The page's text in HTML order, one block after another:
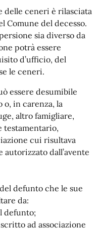
delle ceneri è rilasciata
Comune del decesso.
sia diverso da
potrà essere
d’ufficio, del
le ceneri.
essere desumibile
o, in carenza, la
altro famigliare,
testamentario,
cui risultava
dall’avente
defunto che le sue
da:
defunto;
ad associazione